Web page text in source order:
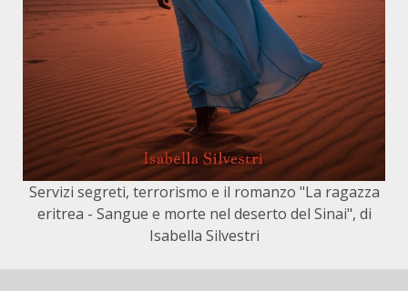
Servizi segreti, terrorismo e il romanzo "La ragazza
eritrea - Sangue e morte nel deserto del Sinai", di
Isabella Silvestri